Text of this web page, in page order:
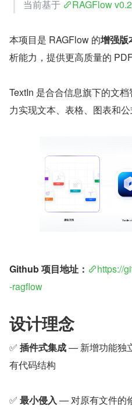
当前基于 RAGFlow
本项目是 RAGFlow 的​增强版
析能力，提供更高质量的 PDF
TextIn 是合合信息旗下的文
力实现文本、表格、图表和公
​Github 项目地址：​
https://
-ragflow
设计理念
✅ 插件式集成 — 新增功能独
有代码结构
✅ 最小侵入 — 对原有文件的